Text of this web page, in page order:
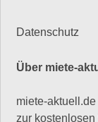
Datenschutz
Über miete-
miete-
zur